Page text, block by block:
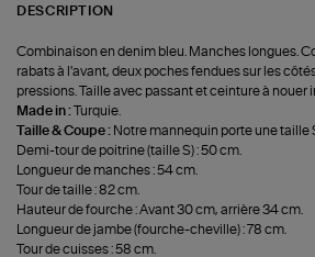
DESCRIPTION
Combinaison en denim bleu. Manches longues.
rabats à l'avant, deux poches fendues sur les
pressions. Taille avec passant et ceinture à nouer
Made in :Turquie.
Taille & Coupe : Notre mannequin porte une taille
Demi-tour de poitrine (taille S) : 50 cm.
Longueur de manches : 54 cm.
Tour de taille : 82 cm.
Hauteur de fourche : Avant 30 cm, arrière 34 cm.
Longueur de jambe (fourche-cheville) : 78 cm.
Tour de cuisses : 58 cm.